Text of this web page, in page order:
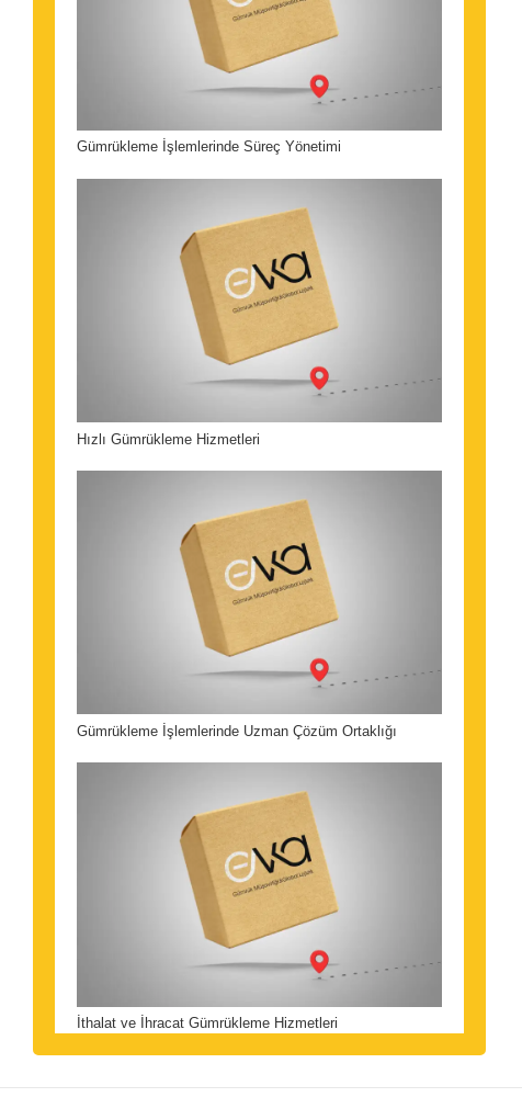
Gümrükleme İşlemlerinde Süreç Yönetimi
Hızlı Gümrükleme Hizmetleri
Gümrükleme İşlemlerinde Uzman Çözüm Ortaklığı
İthalat ve İhracat Gümrükleme Hizmetleri